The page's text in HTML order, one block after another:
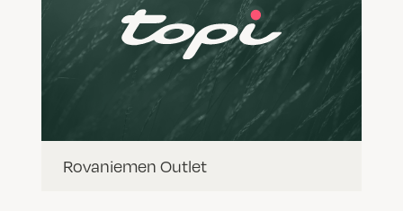
Rovaniemen Outlet